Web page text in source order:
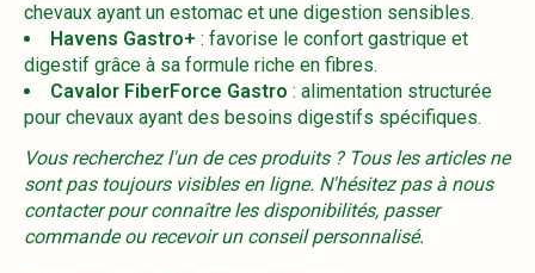
chevaux ayant un estomac et une digestion sensibles.
Havens Gastro+ : favorise le confort gastrique et
digestif grâce à sa formule riche en fibres.
Cavalor FiberForce Gastro : alimentation structurée
pour chevaux ayant des besoins digestifs spécifiques.
Vous recherchez l'un de ces produits ? Tous les articles ne
sont pas toujours visibles en ligne. N'hésitez pas à nous
contacter pour connaître les disponibilités, passer
commande ou recevoir un conseil personnalisé.